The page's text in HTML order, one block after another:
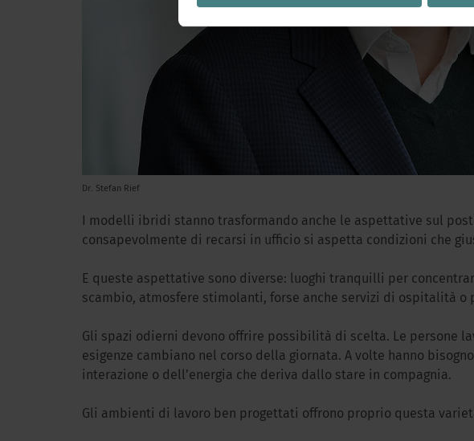
come sta evolvendo il lavoro e
Dr. Stefan Rief
I modelli ibridi stanno trasformando anche le aspettative sul
consapevolmente di recarsi in ufficio si aspetta condizioni che
E queste aspettative sono diverse: luoghi tranquilli per
scambio, atmosfere stimolanti, forse anche servizi di ospitalità o
Gli spazi odierni devono offrire possibilità di scelta. Le persone
esigenze cambiano nel corso della giornata. A volte hanno
interazione o dell’energia che deriva dallo stare in compagnia.
Gli ambienti di lavoro ben progettati offrono proprio questa